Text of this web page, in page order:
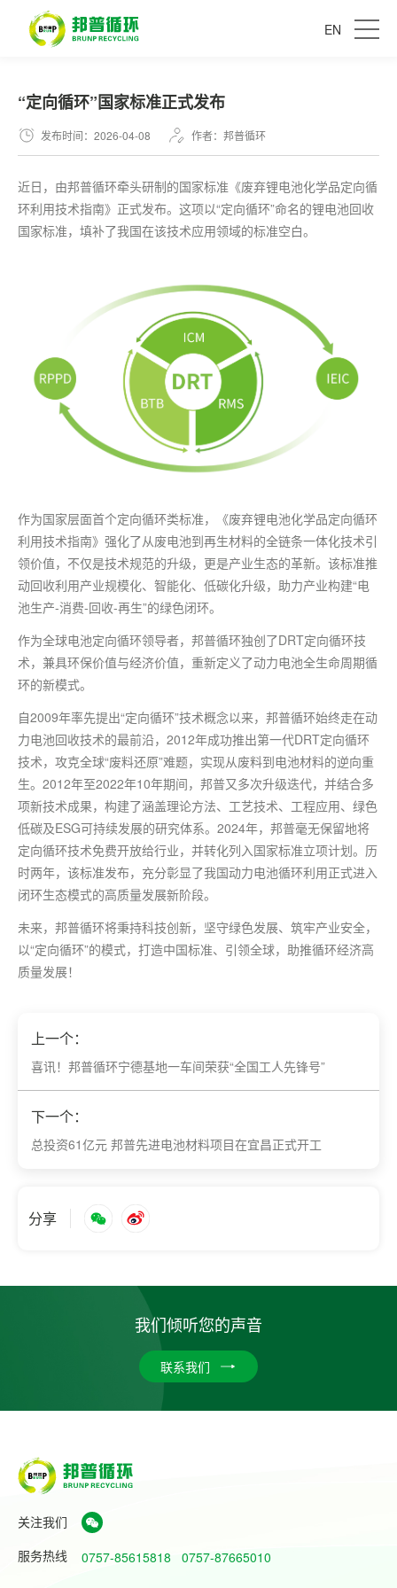
EN
​“定向循环”国家标准正式发布
发布时间：2026-04-08 作者：邦普循环
近日，由邦普循环牵头研制的国家标准《废弃锂电池化学品定向循
环利用技术指南》正式发布。这项以“定向循环”命名的锂电池回收
国家标准，填补了我国在该技术应用领域的标准空白。
作为国家层面首个定向循环类标准，《废弃锂电池化学品定向循环
利用技术指南》强化了从废电池到再生材料的全链条一体化技术引
领价值，不仅是技术规范的升级，更是产业生态的革新。该标准推
动回收利用产业规模化、智能化、低碳化升级，助力产业构建“电
池生产-消费-回收-再生”的绿色闭环。
作为全球电池定向循环领导者，邦普循环独创了DRT定向循环技
术，兼具环保价值与经济价值，重新定义了动力电池全生命周期循
环的新模式。
自2009年率先提出“定向循环”技术概念以来，邦普循环始终走在动
力电池回收技术的最前沿，2012年成功推出第一代DRT定向循环
技术，攻克全球“废料还原”难题，实现从废料到电池材料的逆向重
生。2012年至2022年10年期间，邦普又多次升级迭代，并结合多
项新技术成果，构建了涵盖理论方法、工艺技术、工程应用、绿色
低碳及ESG可持续发展的研究体系。2024年，邦普毫无保留地将
定向循环技术免费开放给行业，并转化列入国家标准立项计划。历
时两年，该标准发布，充分彰显了我国动力电池循环利用正式进入
闭环生态模式的高质量发展新阶段。
未来，邦普循环将秉持科技创新，坚守绿色发展、筑牢产业安全，
以“定向循环”的模式，打造中国标准、引领全球，助推循环经济高
质量发展！
上一个：
​喜讯！邦普循环宁德基地一车间荣获“全国工人先锋号”
下一个：
​总投资61亿元 邦普先进电池材料项目在宜昌正式开工
分享
我们倾听您的声音
联系我们
关注我们
服务热线
0757-85615818 0757-87665010